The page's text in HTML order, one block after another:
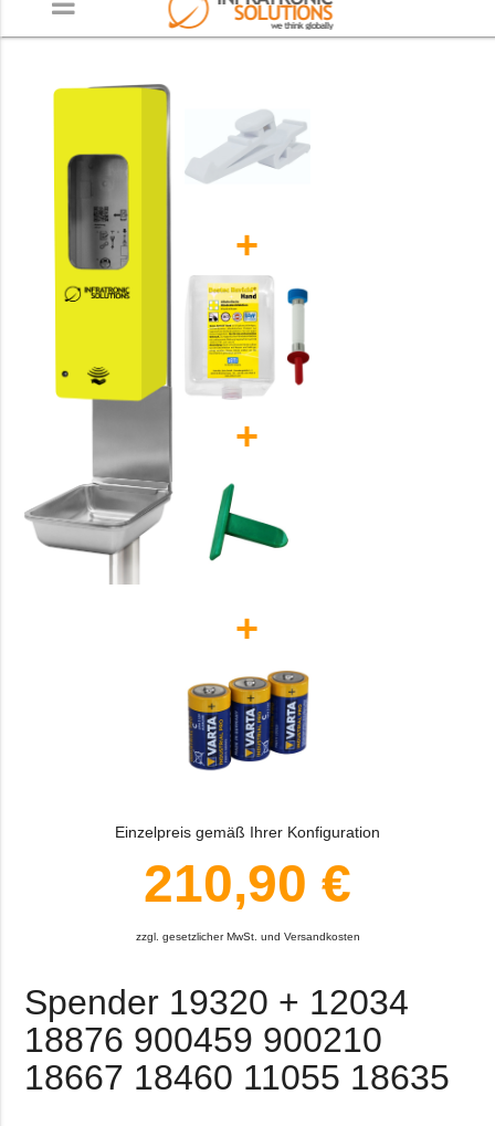
+
+
+
Einzelpreis gemäß Ihrer Konfiguration
210,90 €
zzgl. gesetzlicher MwSt. und Versandkosten
Spender 19320 + 12034
18876 900459 900210
18667 18460 11055 18635